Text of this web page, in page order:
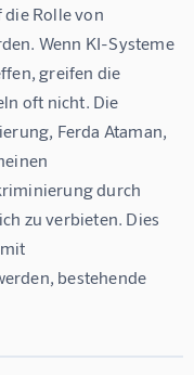
Rolle von
Wenn KI-Systeme
greifen die
oft nicht. Die
Ferda Ataman,
durch
zu verbieten. Dies
bestehende